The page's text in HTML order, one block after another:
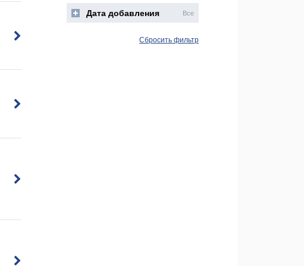
Дата добавления Все
Сбросить фильтр